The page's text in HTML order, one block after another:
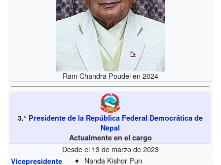
Ram Chandra Poudel en 2024
3.° Presidente de la República Federal Democrática de
Nepal
Actualmente en el cargo
Desde el 13 de marzo de 2023
Vicepresidente
Nanda Kishor Pun